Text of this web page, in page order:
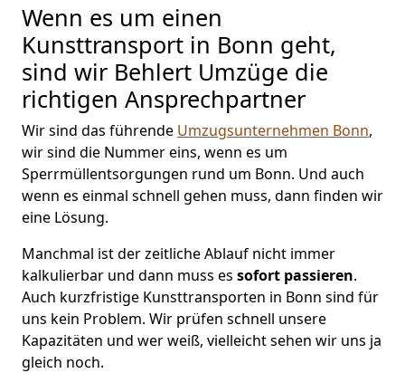
Wenn es um einen
Kunsttransport in Bonn geht,
sind wir Behlert Umzüge die
richtigen Ansprechpartner
Wir sind das führende Umzugsunternehmen Bonn,
wir sind die Nummer eins, wenn es um
Sperrmüllentsorgungen rund um Bonn. Und auch
wenn es einmal schnell gehen muss, dann finden wir
eine Lösung.
Manchmal ist der zeitliche Ablauf nicht immer
kalkulierbar und dann muss es sofort passieren.
Auch kurzfristige Kunsttransporten in Bonn sind für
uns kein Problem. Wir prüfen schnell unsere
Kapazitäten und wer weiß, vielleicht sehen wir uns ja
gleich noch.